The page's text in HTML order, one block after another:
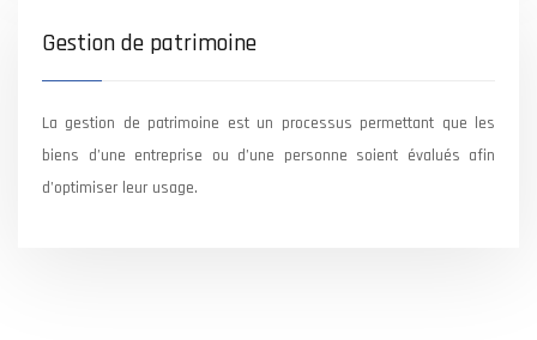
Gestion de patrimoine
La gestion de patrimoine est un processus permettant que les
biens d’une entreprise ou d’une personne soient évalués afin
d’optimiser leur usage.